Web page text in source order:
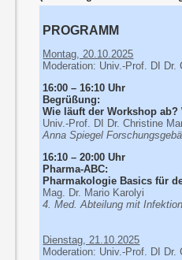
PROGRAMM
Montag, 20.10.2025
Moderation: Univ.-Prof. DI
16:00 – 16:10 Uhr
Begrüßung:
Wie läuft der Workshop
Univ.-Prof. DI Dr. Christine
Anna Spiegel
16:10 – 20:00 Uhr
Pharma-ABC:
Pharmakologie Basics für
Mag. Dr. Mario Karolyi
4. Med. Abteilung mit
Dienstag, 21.10.2025
Moderation: Univ.-Prof. DI